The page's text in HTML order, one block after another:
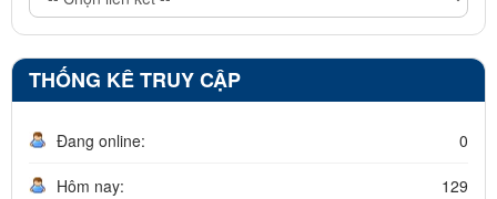
THỐNG KÊ TRUY CẬP
Đang online: 0
Hôm nay: 129